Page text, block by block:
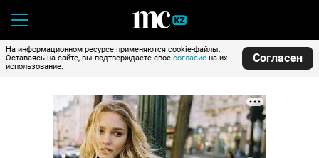
На информационном ресурсе применяются cookie-файлы.
Оставаясь на сайте, вы подтверждаете свое согласие на их
использование.
Согласен